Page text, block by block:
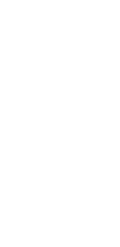
ja
31.
(+1,78
myyntiaalto
sekä
vs.